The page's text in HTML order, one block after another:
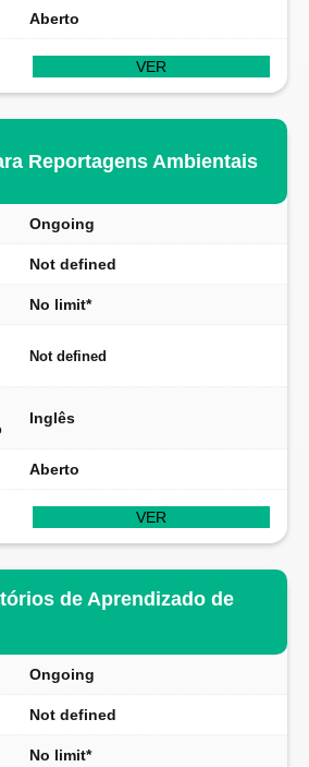
Aberto
VER
Reportagens Ambientais
Ongoing
Not defined
No limit*
Not defined
Inglês
Aberto
VER
de Aprendizado de
Ongoing
Not defined
No limit*